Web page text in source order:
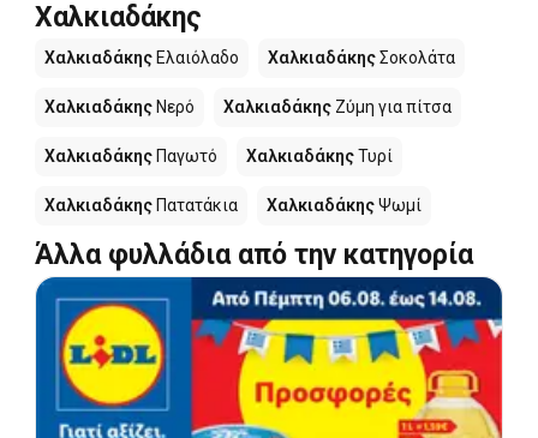
Χαλκιαδάκης
Χαλκιαδάκης Ελαιόλαδο ΧαλκιαδάκηςΣοκολάτα
Χαλκιαδάκης Νερό Χαλκιαδάκης Ζύμη για πίτσα
Χαλκιαδάκης Παγωτό ΧαλκιαδάκηςΤυρί
Χαλκιαδάκης Πατατάκια ΧαλκιαδάκηςΨωμί
Άλλα φυλλάδια από την κατηγορία